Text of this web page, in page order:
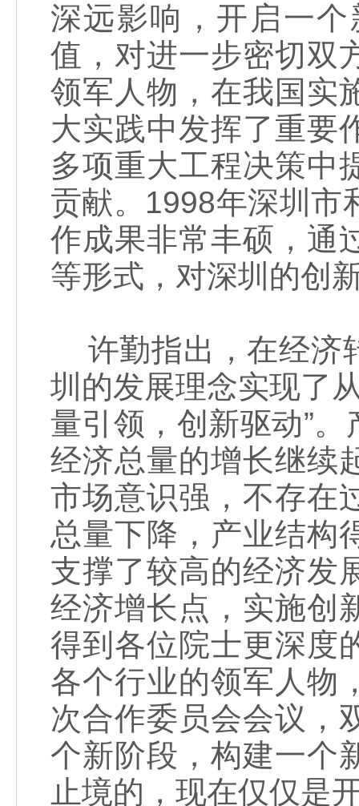
深远影响，开启一
值，对进一步密切双
领军人物，在我国实
大实践中发挥了重要
多项重大工程决策中
贡献。1998年深圳市
作成果非常丰硕，通
等形式，对深圳的创
许勤指出，在经济
圳的发展理念实现了
量引领，创新驱动”
经济总量的增长继续
市场意识强，不存在
总量下降，产业结构
支撑了较高的经济发
经济增长点，实施创
得到各位院士更深度
各个行业的领军人物
次合作委员会会议，
个新阶段，构建一个
止境的，现在仅仅是